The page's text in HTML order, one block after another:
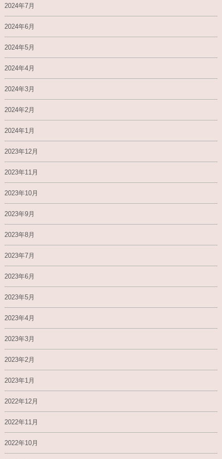
2024年7月
2024年6月
2024年5月
2024年4月
2024年3月
2024年2月
2024年1月
2023年12月
2023年11月
2023年10月
2023年9月
2023年8月
2023年7月
2023年6月
2023年5月
2023年4月
2023年3月
2023年2月
2023年1月
2022年12月
2022年11月
2022年10月